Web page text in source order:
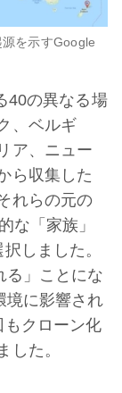
を示すGoogle
40の異なる場
、ベルギ
ア、ニュー
ら収集した
れらの元の
な「家族」
しました。
る」ことにな
境に影響され
もクローン化
した。